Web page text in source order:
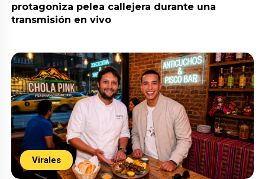
protagoniza pelea callejera durante una
transmisión en vivo
Virales